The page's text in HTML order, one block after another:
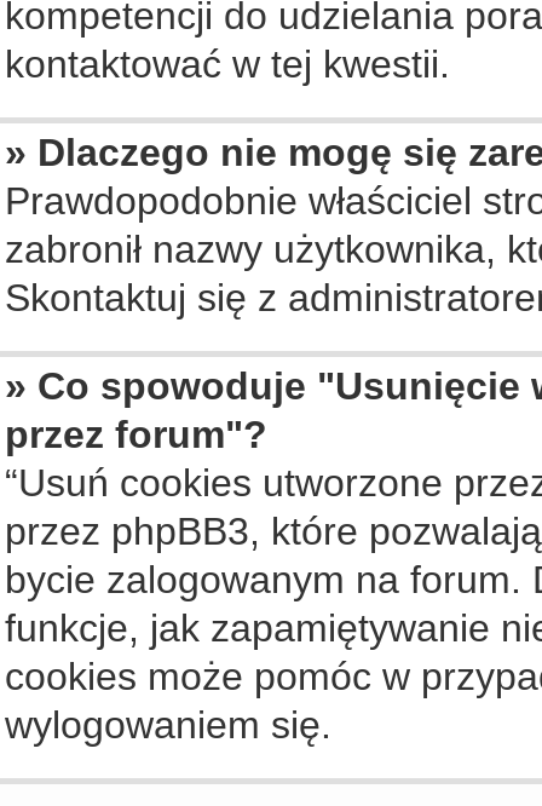
kompetencji do udzielania
kontaktować w tej kwestii.
» Dlaczego nie mogę się
Prawdopodobnie właściciel
zabronił nazwy użytkownika,
Skontaktuj się z
» Co spowoduje
przez forum"?
“Usuń cookies utworzone
przez phpBB3, które
bycie zalogowanym na forum.
funkcje, jak zapamiętywanie
cookies może pomóc w
wylogowaniem się.